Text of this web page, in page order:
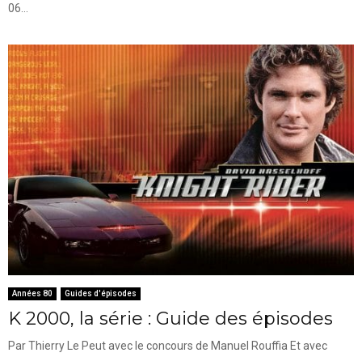
06...
Années 80 Guides d'épisodes
K 2000, la série : Guide des épisodes
Par Thierry Le Peut avec le concours de Manuel Rouffia Et avec